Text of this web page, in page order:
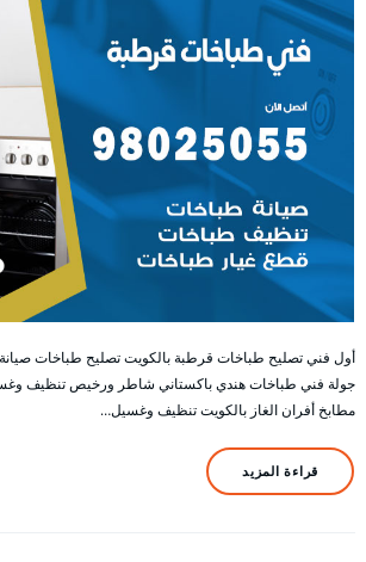
أول فني تصليح طباخات قرطبة بالكويت تصليح طباخات صيانة
جولة فني طباخات هندي باكستاني شاطر ورخيص تنظيف
مطابخ أفران الغاز بالكويت تنظيف وغسيل…
قراءة المزيد